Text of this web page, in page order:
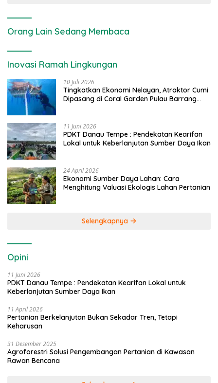
Orang Lain Sedang Membaca
Inovasi Ramah Lingkungan
10 Juli 2026
Tingkatkan Ekonomi Nelayan, Atraktor Cumi
Dipasang di Coral Garden Pulau Barrang
11 Juni 2026
PDKT Danau Tempe : Pendekatan Kearifan
Lokal untuk Keberlanjutan Sumber Daya Ikan
24 April 2026
Ekonomi Sumber Daya Lahan: Cara
Menghitung Valuasi Ekologis Lahan Pertanian
Selengkapnya
Opini
11 Juni 2026
PDKT Danau Tempe : Pendekatan Kearifan Lokal untuk
Keberlanjutan Sumber Daya Ikan
11 April 2026
Pertanian Berkelanjutan Bukan Sekadar Tren, Tetapi
Keharusan
31 Desember 2025
Agroforestri Solusi Pengembangan Pertanian di Kawasan
Rawan Bencana